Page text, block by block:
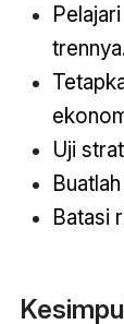
Uji
Batasi